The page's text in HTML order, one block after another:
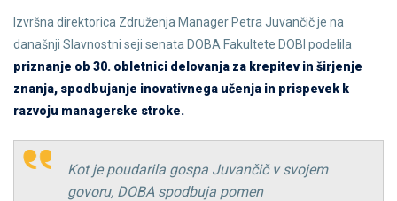
Izvršna direktorica Združenja Manager Petra Juvančič je na
današnji Slavnostni seji senata DOBA Fakultete DOBI podelila
priznanje ob 30. obletnici delovanja za krepitev in širjenje
znanja, spodbujanje inovativnega učenja in prispevek k
razvoju managerske stroke.
Kot je poudarila gospa Juvančič v svojem
govoru, DOBA spodbuja pomen